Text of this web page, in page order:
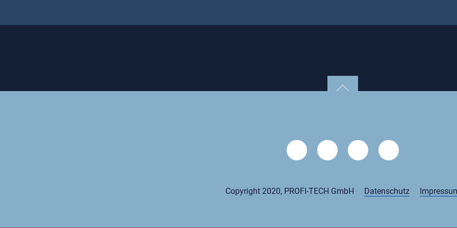
Copyright 2020, PROFI-TECH GmbH Datenschutz